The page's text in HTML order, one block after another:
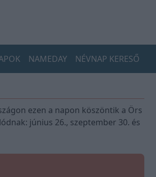
NAMEDAY NÉVNAP KERESŐ
ezen a napon köszöntik a Örs
június 26., szeptember 30. és